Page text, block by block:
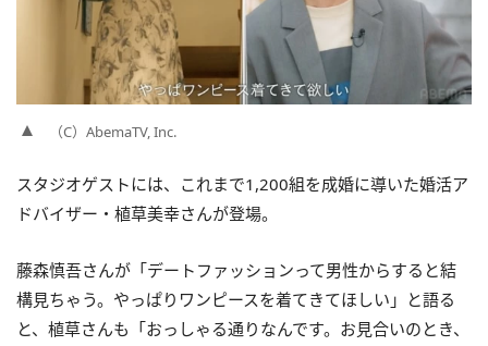
（C）AbemaTV, Inc.
スタジオゲストには、これまで1,200組を成婚に導いた婚活ア
ドバイザー・植草美幸さんが登場。
藤森慎吾さんが「デートファッションって男性からすると結
構見ちゃう。やっぱりワンピースを着てきてほしい」と語る
と、植草さんも「おっしゃる通りなんです。お見合いのとき、